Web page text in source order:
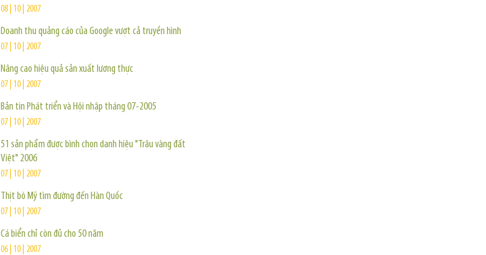
08 | 10 | 2007
Doanh thu quảng cáo của Google vượt cả truyền hình
07 | 10 | 2007
Nâng cao hiệu quả sản xuất lương thực
07 | 10 | 2007
Bản tin Phát triển và Hội nhập tháng 07-2005
07 | 10 | 2007
51 sản phẩm được bình chọn danh hiệu "Trâu vàng đất
Việt" 2006
07 | 10 | 2007
Thịt bò Mỹ tìm đường đến Hàn Quốc
07 | 10 | 2007
Cá biển chỉ còn đủ cho 50 năm
06 | 10 | 2007